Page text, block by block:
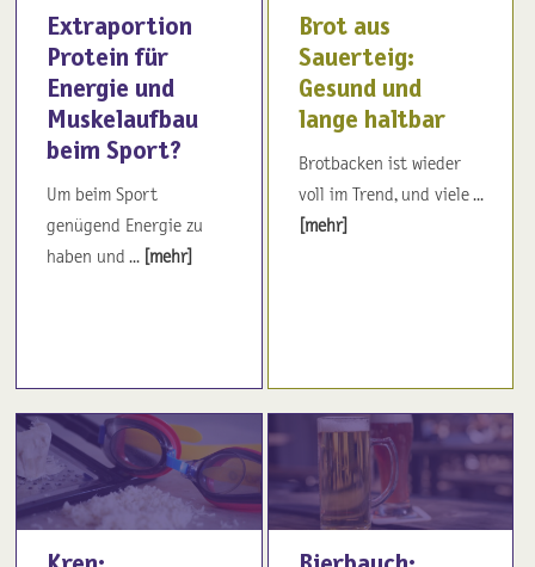
Extraportion
Protein für
Energie und
Muskelaufbau
beim Sport?
Um beim Sport
genügend Energie zu
haben und ... [mehr]
Brot aus
Sauerteig:
Gesund und
lange haltbar
Brotbacken ist wieder
voll im Trend, und viele ...
[mehr]